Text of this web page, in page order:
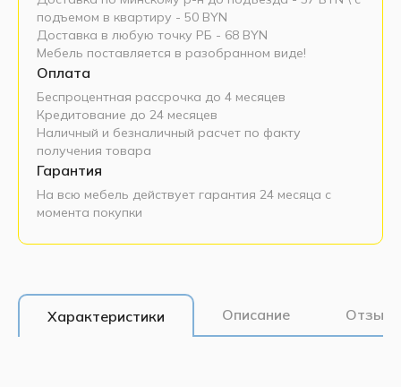
подъемом в квартиру - 50 BYN
Доставка в любую точку РБ - 68 BYN
Мебель поставляется в разобранном виде!
Оплата
Беспроцентная рассрочка до 4 месяцев
Кредитование до 24 месяцев
Наличный и безналичный расчет по факту
получения товара
Гарантия
На всю мебель действует гарантия 24 месяца с
момента покупки
Характеристики Описание